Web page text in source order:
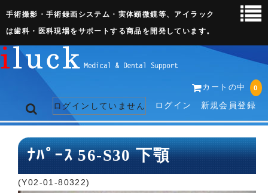
手術撮影・手術録画システム・実体顕微鏡等、アイラック
は歯科・医科現場をサポートする商品を開発しています。
カートの中 0
ログインしていません ログイン 新規会員登録
トップページ
ﾅﾊﾟｰｽ 56-S30 下顎
(Y02-01-80322)